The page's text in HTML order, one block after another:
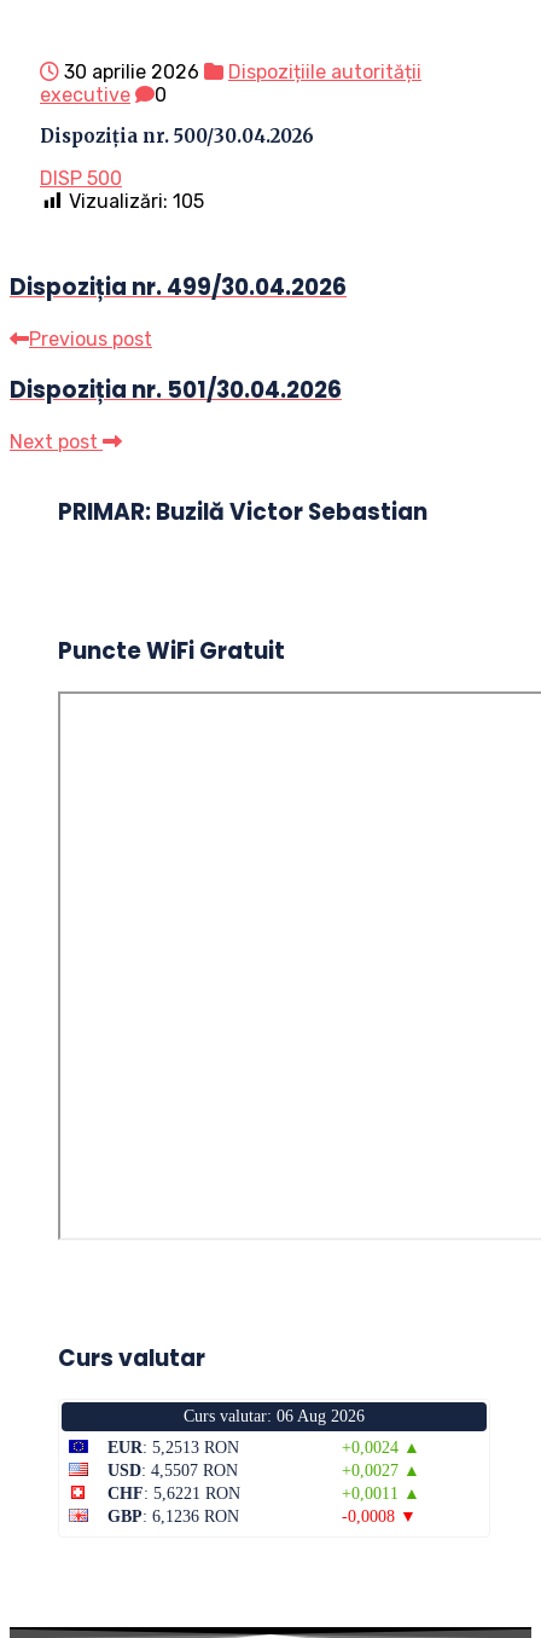
30 aprilie 2026
Dispozițiile autorității
executive
0
Dispoziția nr. 500/30.04.2026
DISP 500
Vizualizări: 105
Dispoziția nr. 499/30.04.2026
Previous post
Dispoziția nr. 501/30.04.2026
Next post
PRIMAR: Buzilă Victor Sebastian
Puncte WiFi Gratuit
Curs valutar
Curs valutar: 06 Aug 2026
EUR: 5,2513 RON
+0,0024 ▲
USD: 4,5507 RON
+0,0027 ▲
CHF: 5,6221 RON
+0,0011 ▲
GBP: 6,1236 RON -0,0008 ▼